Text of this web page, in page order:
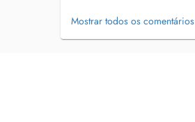
Mostrar todos os comentários